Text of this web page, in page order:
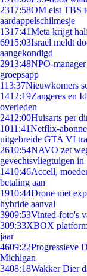
2317:58OM eist TBS
aardappelschilmesje
1317:41Meta krijgt
6915:03Israël meldt
aangekondigd
2913:48NPO-
groepsapp
113:37Nieuwkomers
1412:19Zangeres en
overleden
2412:00Huisarts per
1011:41Netflix-
uitgebreide GTA VI
2610:54NAVO zet
gevechtsvliegtuigen in
1410:46Accell,
betaling aan
1910:44Drone met
hybride aanval
3909:53Vinted-foto's
309:33XBOX
jaar
4609:22Progressieve
Michigan
3408:18Wakker Dier